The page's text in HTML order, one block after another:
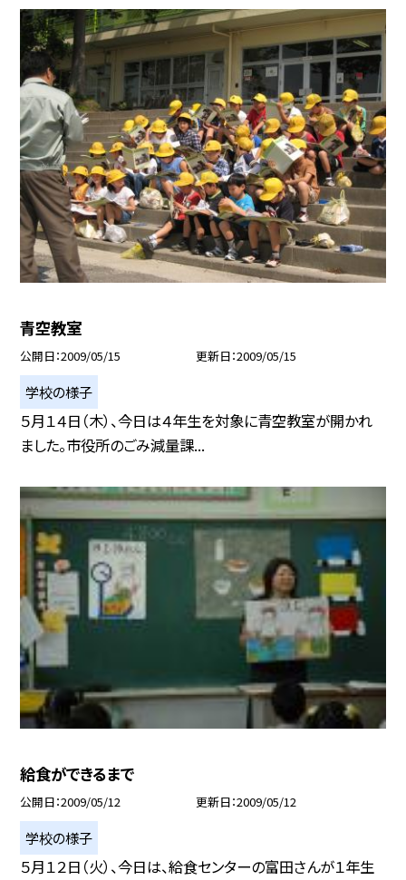
青空教室
公開日 2009/05/15 更新日 2009/05/15
学校の様子
５月１４日（木）、今日は４年生を対象に青空教室が開かれ
ました。市役所のごみ減量課...
給食ができるまで
公開日 2009/05/12 更新日 2009/05/12
学校の様子
５月１２日（火）、今日は、給食センターの富田さんが１年生